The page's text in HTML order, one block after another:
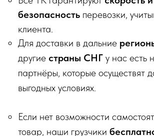
не является публичной офертой, за исключением случаев,
© 2018–2026 Мебельная фабрика «Tulsy». Все права
материалы на сайте являются объектами авторского
права и охраняются в соответствии со ст. 1259 и 1301 ГК
и влечёт юридическую ответственность.